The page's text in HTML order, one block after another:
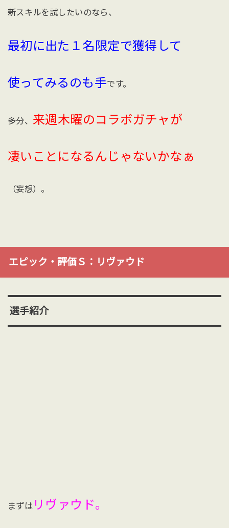
新スキルを試したいのなら、
最初に出た１名限定で獲得して
使ってみるのも手です。
多分、 来週木曜のコラボガチャが
凄いことになるんじゃないかなぁ
（妄想）。
エピック・評価Ｓ：リヴァウド
選手紹介
まずは リヴァウド。